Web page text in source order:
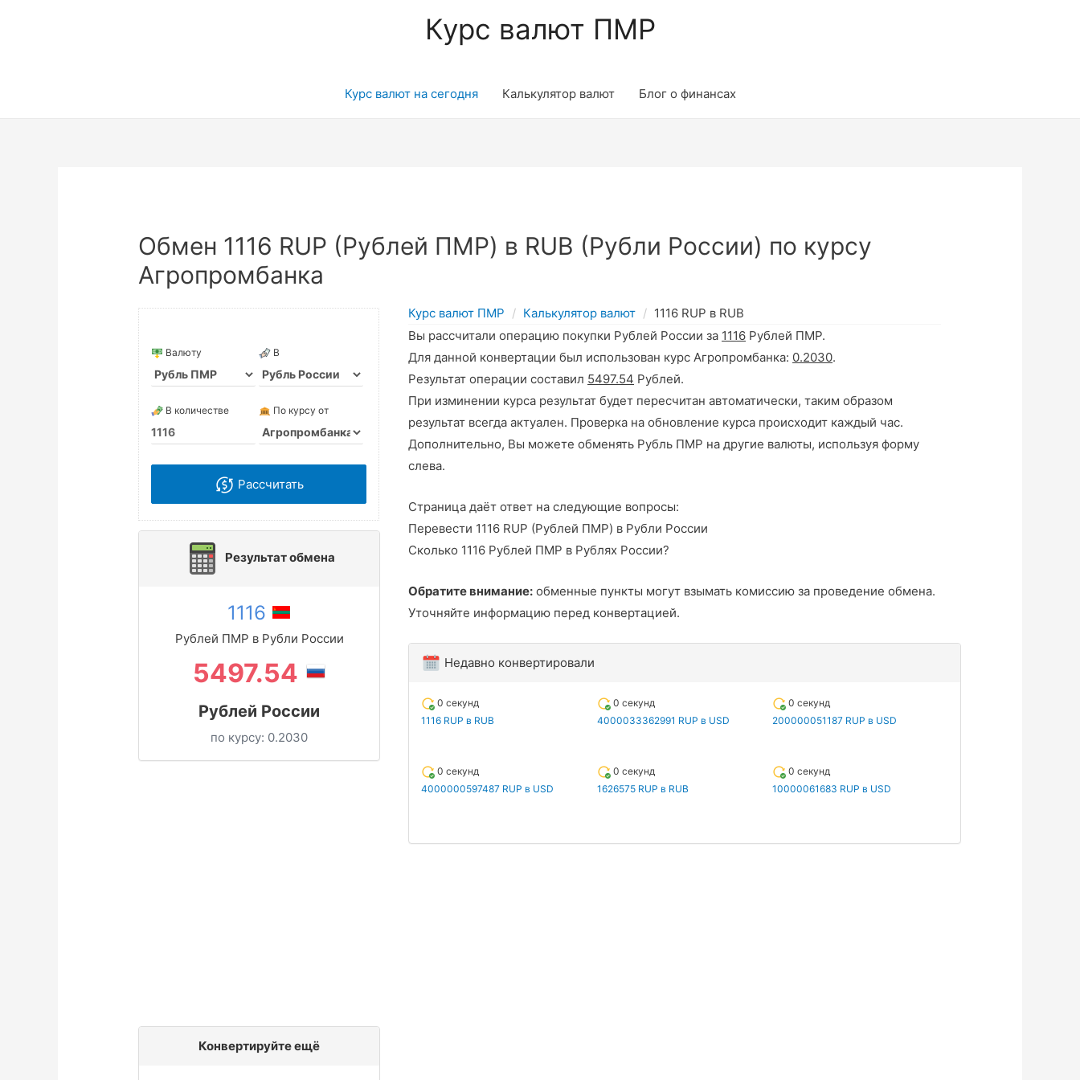
Курс валют ПМР
Курс валют на сегодня Калькулятор валют Блог о финансах
Обмен 1116 RUP (Рублей ПМР) в RUB (Рубли России) по курсу
Агропромбанка
Валюту В
В количестве По курсу от
Рассчитать
Результат обмена
1116
Рублей ПМР в Рубли России
5497.54
Рублей России
по курсу: 0.2030
Конвертируйте ещё
Курс валют ПМР Калькулятор валют
1116 RUP в RUB
Вы рассчитали операцию покупки Рублей России за 1116 Рублей ПМР.
Для данной конвертации был использован курс Агропромбанка: 0.2030.
Результат операции составил 5497.54 Рублей.
При изминении курса результат будет пересчитан автоматически, таким образом
результат всегда актуален. Проверка на обновление курса происходит каждый час.
Дополнительно, Вы можете обменять Рубль ПМР на другие валюты, используя форму
слева.
Страница даёт ответ на следующие вопросы:
Перевести 1116 RUP (Рублей ПМР) в Рубли России
Сколько 1116 Рублей ПМР в Рублях России?
Обратите внимание: обменные пункты могут взымать комиссию за проведение обмена.
Уточняйте информацию перед конвертацией.
Недавно конвертировали
0 секунд
1116 RUP в RUB
0 секунд
4000033362991 RUP в USD
0 секунд
200000051187 RUP в USD
0 секунд
4000000597487 RUP в USD
0 секунд
1626575 RUP в RUB
0 секунд
10000061683 RUP в USD